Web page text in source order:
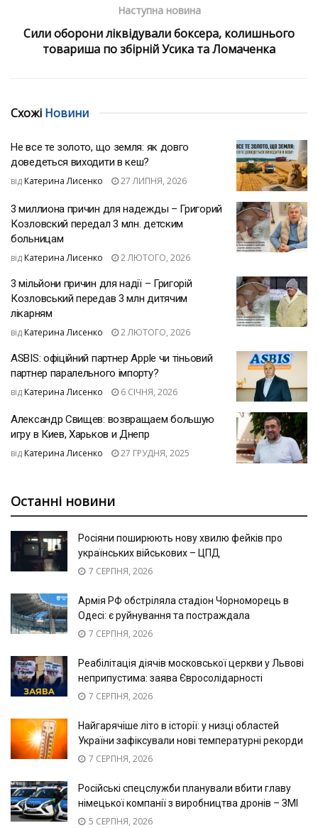
Наступна новина
Сили оборони ліквідували боксера, колишнього
товариша по збірній Усика та Ломаченка
Схожі Новини
Не все те золото, що земля: як довго
доведеться виходити в кеш?
від Катерина Лисенко 27 ЛИПНЯ, 2026
3 миллиона причин для надежды – Григорий
Козловский передал 3 млн. детским
больницам
від Катерина Лисенко 2 ЛЮТОГО, 2026
3 мільйони причин для надії – Григорій
Козловський передав 3 млн дитячим
лікарням
від Катерина Лисенко 2 ЛЮТОГО, 2026
ASBIS: офіційний партнер Apple чи тіньовий
партнер паралельного імпорту?
від Катерина Лисенко 6 СІЧНЯ, 2026
Александр Свищев: возвращаем большую
игру в Киев, Харьков и Днепр
від Катерина Лисенко 27 ГРУДНЯ, 2025
Останні новини
Росіяни поширюють нову хвилю фейків про
українських військових – ЦПД
7 СЕРПНЯ, 2026
Армія РФ обстріляла стадіон Чорноморець в
Одесі: є руйнування та постраждала
7 СЕРПНЯ, 2026
Реабілітація діячів московської церкви у Львові
неприпустима: заява Євросолідарності
7 СЕРПНЯ, 2026
Найгарячіше літо в історії: у низці областей
України зафіксували нові температурні рекорди
7 СЕРПНЯ, 2026
Російські спецслужби планували вбити главу
німецької компанії з виробництва дронів – ЗМІ
5 СЕРПНЯ, 2026